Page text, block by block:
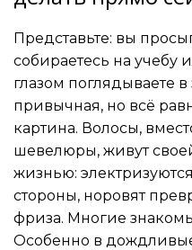
Представьте: вы
собираетесь на учебу
глазом поглядываете в
привычная, но всё
картина. Волосы,
шевелюры, живут
жизнью:
стороны, норовят
фриза. Многие
Особенно в